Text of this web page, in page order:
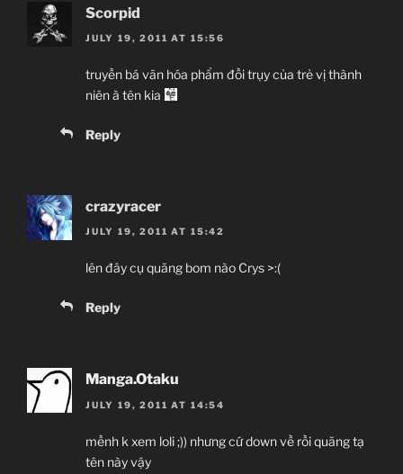
Scorpid
JULY 19, 2011 AT 15:56
truyền bá văn hóa phẩm đồi trụy của trẻ vị thành
niên à tên kia
Reply
crazyracer
JULY 19, 2011 AT 15:42
lên đây cụ quăng bom nào Crys >:(
Reply
Manga.Otaku
JULY 19, 2011 AT 14:54
mềnh k xem loli ;)) nhưng cứ down về rồi quăng tạ
tên này vậy